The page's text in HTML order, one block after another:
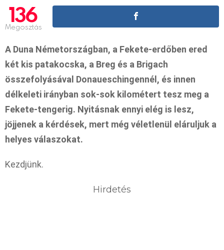
136
Megosztás
A Duna Németországban, a Fekete-erdőben ered
két kis patakocska, a Breg és a Brigach
összefolyásával Donaueschingennél, és innen
délkeleti irányban sok-sok kilométert tesz meg a
Fekete-tengerig. Nyitásnak ennyi elég is lesz,
jöjjenek a kérdések, mert még véletlenül eláruljuk a
helyes válaszokat.
Kezdjünk.
Hirdetés